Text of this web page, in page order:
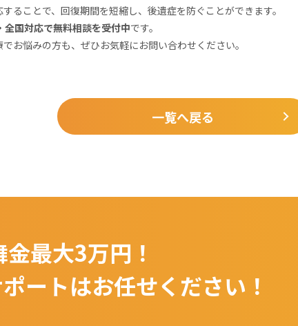
ることで、回復期間を短縮し、後遺症を防ぐことができます。
国対応で無料相談を受付中です。
お悩みの方も、ぜひお気軽にお問い合わせください。
一覧へ戻る
最大3万円！
ートはお任せください！